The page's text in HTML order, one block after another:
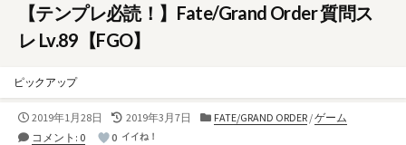
【テンプレ必読！】Fate/Grand Order 質問ス
レ Lv.89【FGO】
ピックアップ
公
開
2019年1月28日
最
終
2019年3月7日
カ
FATE/GRAND ORDER /ゲーム
コメント: 0
0 イイね！